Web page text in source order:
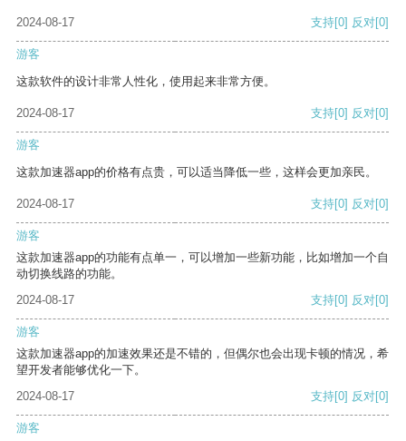
2024-08-17 支持[0] 反对[0]
游客
这款软件的设计非常人性化，使用起来非常方便。
2024-08-17 支持[0] 反对[0]
游客
这款加速器app的价格有点贵，可以适当降低一些，这样会更加亲民。
2024-08-17 支持[0] 反对[0]
游客
这款加速器app的功能有点单一，可以增加一些新功能，比如增加一个自
动切换线路的功能。
2024-08-17
支持[0] 反对[0]
游客
这款加速器app的加速效果还是不错的，但偶尔也会出现卡顿的情况，希
望开发者能够优化一下。
2024-08-17
支持[0] 反对[0]
游客